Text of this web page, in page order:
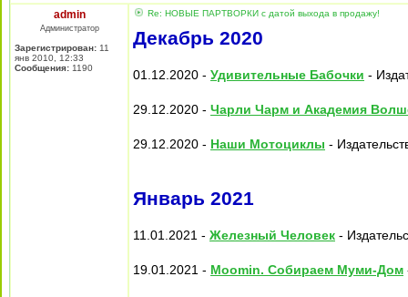
admin
Администратор
Зарегистрирован: 11
янв 2010, 12:33
Сообщения: 1190
Re: НОВЫЕ ПАРТВОРКИ с датой выхода в продажу!
Декабрь 2020
01.12.2020 - Удивительные Бабочки -
29.12.2020 - Чарли Чарм и Академия
29.12.2020 - Наши Мотоциклы -
Январь 2021
11.01.2021 - Железный Человек -
19.01.2021 - Moomin. Собираем Муми-Дом